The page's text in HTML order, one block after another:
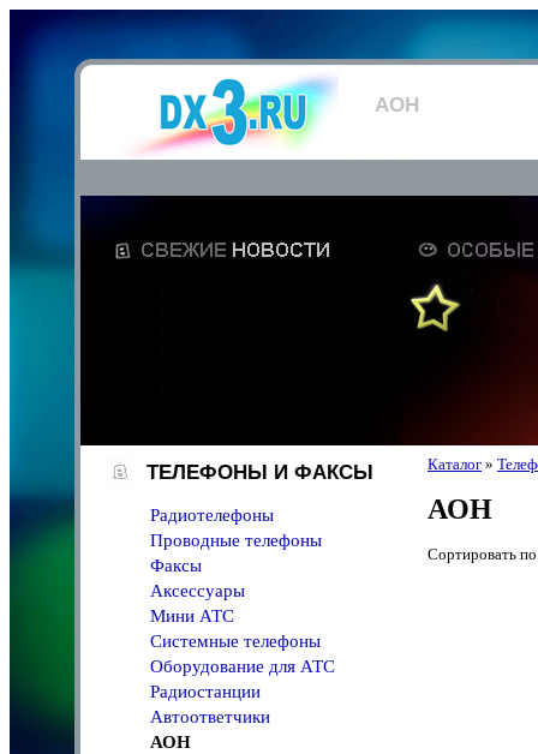
АОН
ТЕЛЕФОНЫ И ФАКСЫ
Радиотелефоны
Проводные телефоны
Факсы
Аксессуары
Мини АТС
Системные телефоны
Оборудование для АТС
Радиостанции
Автоответчики
АОН
Каталог »
АОН
Сортировать